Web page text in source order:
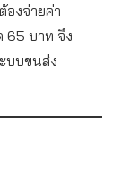
องจ่ายค่า
65 บาท จึง
บบขนส่ง